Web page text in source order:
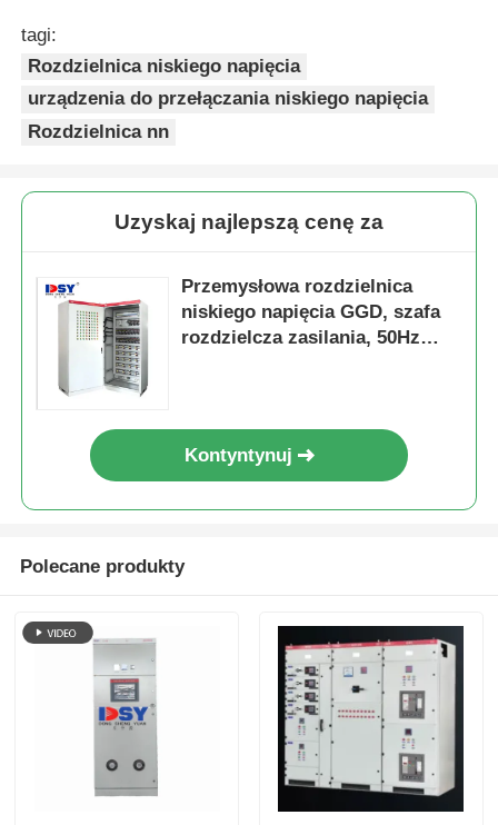
tagi:
Rozdzielnica niskiego napięcia
urządzenia do przełączania niskiego napięcia
Rozdzielnica nn
Uzyskaj najlepszą cenę za
Przemysłowa rozdzielnica
niskiego napięcia GGD, szafa
rozdzielcza zasilania, 50Hz
Kontyntynuj
Polecane produkty